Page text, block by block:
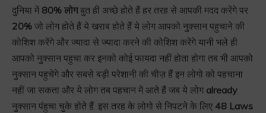
दुनिया में 80% लोगबुत ही अच्छे होते हैं हर तरह से आपकी मदद करेंगे पर
20% जो लोग होते हैं ये खराब होते हैं ये लोग आपको नुक्सान पहुचाने की
कोशिश करेंगे और ज्यादा से ज्यादा करने की कोशिश करेंगे यानी भले ही
आपको नुक्सान पहुचा कर इनको कोई फायदा नहीं होता होगा तब भी आपको
नुक्सान पहुचेंगे और सबसे बड़ी परेशानी की चीज़ हैं इन लोगो को पहचाना
नहीं जा सकता और ये लोग तब पहचान में आते हैं जब ये लोग already
नुक्सान पंहुचा चुके होते हैं. इस तरह के लोगो से निपटने के लिए 48 Laws